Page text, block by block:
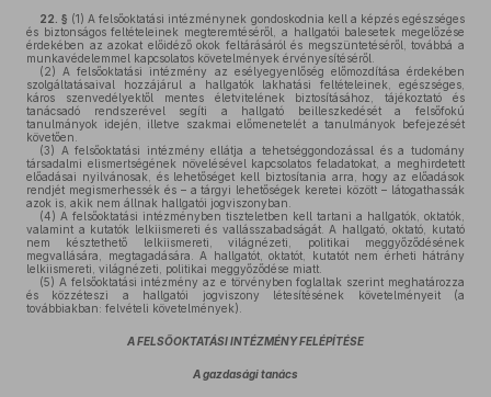
22. § (1) A felsőoktatási intézménynek gondoskodnia kell a képzés egészséges
és biztonságos feltételeinek megteremtéséről, a hallgatói balesetek megelőzése
érdekében az azokat előidéző okok feltárásáról és megszüntetéséről, továbbá a
munkavédelemmel kapcsolatos követelmények érvényesítéséről.
(2) A felsőoktatási intézmény az esélyegyenlőség előmozdítása érdekében
szolgáltatásaival hozzájárul a hallgatók lakhatási feltételeinek, egészséges,
káros szenvedélyektől mentes életvitelének biztosításához, tájékoztató és
tanácsadó rendszerével segíti a hallgató beilleszkedését a felsőfokú
tanulmányok idején, illetve szakmai előmenetelét a tanulmányok befejezését
követően.
(3) A felsőoktatási intézmény ellátja a tehetséggondozással és a tudomány
társadalmi elismertségének növelésével kapcsolatos feladatokat, a meghirdetett
előadásai nyilvánosak, és lehetőséget kell biztosítania arra, hogy az előadások
rendjét megismerhessék és – a tárgyi lehetőségek keretei között – látogathassák
azok is, akik nem állnak hallgatói jogviszonyban.
(4) A felsőoktatási intézményben tiszteletben kell tartani a hallgatók, oktatók,
valamint a kutatók lelkiismereti és vallásszabadságát. A hallgató, oktató, kutató
nem késztethető lelkiismereti, világnézeti, politikai meggyőződésének
megvallására, megtagadására. A hallgatót, oktatót, kutatót nem érheti hátrány
lelkiismereti, világnézeti, politikai meggyőződése miatt.
(5) A felsőoktatási intézmény az e törvényben foglaltak szerint meghatározza
és közzéteszi a hallgatói jogviszony létesítésének követelményeit (a
továbbiakban: felvételi követelmények).
A FELSŐOKTATÁSI INTÉZMÉNY FELÉPÍTÉSE
A gazdasági tanács